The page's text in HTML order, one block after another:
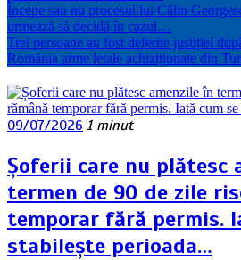
Începe sau nu procesul lui Călin
urmează să decidă în cazul…
Trei persoane au fost deferite justiției
România arme letale achiziționate din
09/07/2026 1 minut
Șoferii care nu plătesc
termen de 90 de zile
temporar fără permis.
stabilește perioada…